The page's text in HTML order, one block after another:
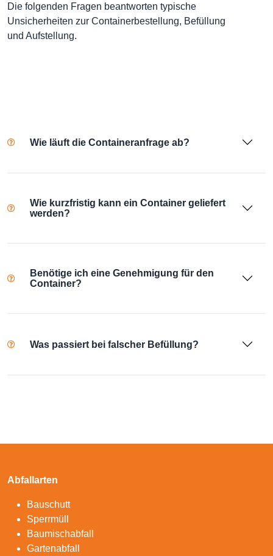
Die folgenden Fragen beantworten typische
Unsicherheiten zur Containerbestellung, Befüllung
und Aufstellung.
Wie läuft die Containeranfrage ab?
Wie kurzfristig kann ein Container geliefert
werden?
Benötige ich eine Genehmigung für den
Container?
Was passiert bei falscher Befüllung?
Abfallarten
Bauschutt
Sperrmüll
Baumischabfall
Gartenabfall